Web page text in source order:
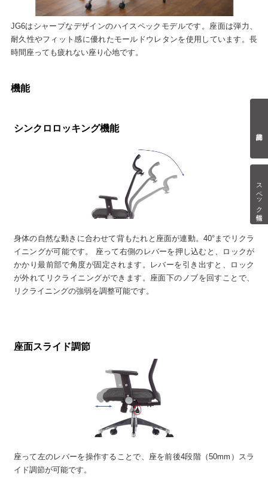
スペック情報
JG6はシャープなデザインのハイスペックモデルです。座面は弾力、
耐久性やフィット感に優れたモールドウレタンを使用しています。長
時間座っても疲れない座り心地です。
機能
シンクロロッキング機能
身体の自然な動きに合わせて背もたれと座面が連動。40°までリクラ
イニングが可能です。 座って右側のレバーを押し込むと、ロックが
かかり最前部で角度が固定されます。レバーを引き出すと、ロック
が外れてリクライニングができます。座面下のノブを回すことで、
リクライニングの強弱を調整可能です。
座面スライド調節
座って左のレバーを操作することで、座を前後4段階（50mm）スラ
イド調節が可能です。